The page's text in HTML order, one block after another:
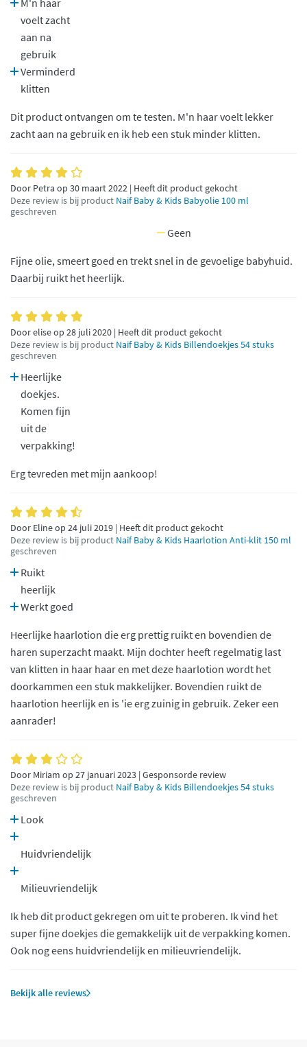
M'n haar
voelt zacht
aan na
gebruik
Verminderd
klitten
Dit product ontvangen om te testen. M'n haar voelt lekker
zacht aan na gebruik en ik heb een stuk minder klitten.
Door Petra op 30 maart 2022 | Heeft dit product gekocht
Deze review is bij product Naif Baby & Kids Babyolie 100 ml
geschreven
Geen
Fijne olie, smeert goed en trekt snel in de gevoelige babyhuid.
Daarbij ruikt het heerlijk.
Door elise op 28 juli 2020 | Heeft dit product gekocht
Deze review is bij product Naif Baby & Kids Billendoekjes 54 stuks
geschreven
Heerlijke
doekjes.
Komen fijn
uit de
verpakking!
Erg tevreden met mijn aankoop!
Door Eline op 24 juli 2019 | Heeft dit product gekocht
Deze review is bij product Naif Baby & Kids Haarlotion Anti-klit 150 ml
geschreven
Ruikt
heerlijk
Werkt goed
Heerlijke haarlotion die erg prettig ruikt en bovendien de
haren superzacht maakt. Mijn dochter heeft regelmatig last
van klitten in haar haar en met deze haarlotion wordt het
doorkammen een stuk makkelijker. Bovendien ruikt de
haarlotion heerlijk en is 'ie erg zuinig in gebruik. Zeker een
aanrader!
Door Miriam op 27 januari 2023 | Gesponsorde review
Deze review is bij product Naif Baby & Kids Billendoekjes 54 stuks
geschreven
Look
Huidvriendelijk
Milieuvriendelijk
Ik heb dit product gekregen om uit te proberen. Ik vind het
super fijne doekjes die gemakkelijk uit de verpakking komen.
Ook nog eens huidvriendelijk en milieuvriendelijk.
Bekijk alle reviews